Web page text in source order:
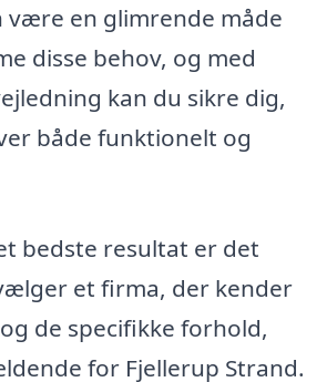
være en glimrende måde
disse behov, og med
kan du sikre dig,
både funktionelt og
bedste resultat er det
et firma, der kender
de specifikke forhold,
for Fjellerup Strand.